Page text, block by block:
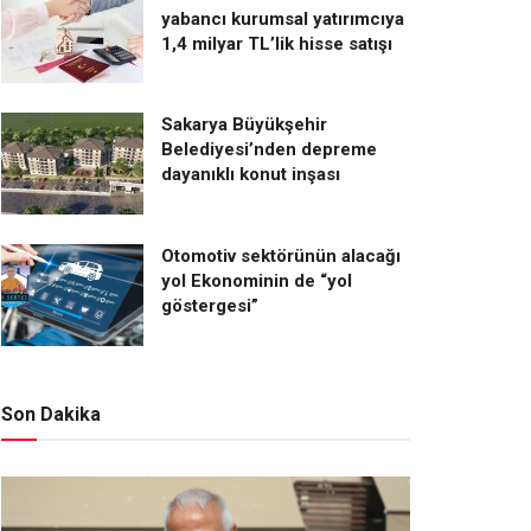
yabancı kurumsal yatırımcıya
1,4 milyar TL’lik hisse satışı
Sakarya Büyükşehir
Belediyesi’nden depreme
dayanıklı konut inşası
Otomotiv sektörünün alacağı
yol Ekonominin de “yol
göstergesi”
Son Dakika